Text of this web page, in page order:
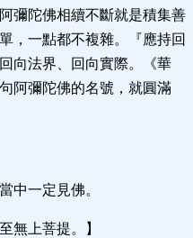
彌陀佛相續不斷就是積集善
，一點都不複雜。『應持回
向法界、回向實際。《華
阿彌陀佛的名號，就圓滿
中一定見佛。
無上菩提。】